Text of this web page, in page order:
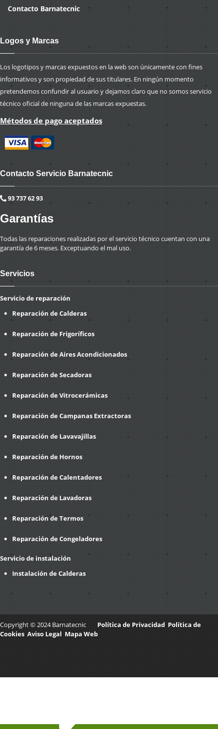
Contacto Barnatecnic
Logos y Marcas
Los logotipos y marcas expuestos en la web son únicamente con fines
informativos y son propiedad de sus titulares. En ningún momento
pretendemos confundir al usuario y dejamos claro que no somos servicio
técnico oficial de ninguna de las marcas expuestas.
Métodos de pago aceptados
Contacto Servicio Barnatecnic
93 737 62 93
Garantías
Todas las reparaciones realizadas por el servicio técnico cuentan con una
garantía de 6 meses. Exceptuando el mal uso.
Servicios
Servicio de reparación
Reparación de Calderas
Reparación de Frigoríficos
Reparación de Aires Acondicionados
Reparación de Secadoras
Reparación de Vitrocerámicas
Reparación de Campanas Extractoras
Reparación de Lavavajillas
Reparación de Hornos
Reparación de Calentadores
Reparación de Lavadoras
Reparación de Termos
Reparación de Congeladores
Servicio de instalación
Instalación de Calderas
Copyright © 2024 Barnatecnic Política de Privacidad. Política de
Cookies.Aviso Legal. Mapa Web